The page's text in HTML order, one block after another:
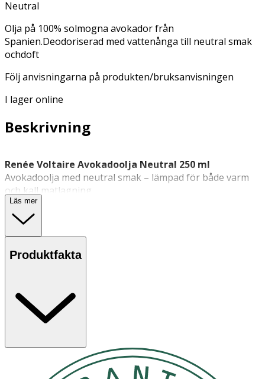
Neutral
Olja på 100% solmogna avokador från
Spanien.Deodoriserad med vattenånga till neutral smak
ochdoft
Följ anvisningarna på produkten/bruksanvisningen
I lager online
Beskrivning
Renée Voltaire Avokadoolja Neutral 250 ml
Avokadoolja med neutral smak – lämpad för både varm
och kall matlagning.
Renée Voltaire Avokadoolja Neutral är en
oljatillverkad av 100 % solmogna avokador från Spanien.
Oljan är deodoriserad med vattenånga, vilket ger en
för stekning vid hög temperatur, samtidigt som den även
kan användas i både varm och kall
exempelvis i sallader och dressingar
Egenskaper
Läs mer
Produktfakta